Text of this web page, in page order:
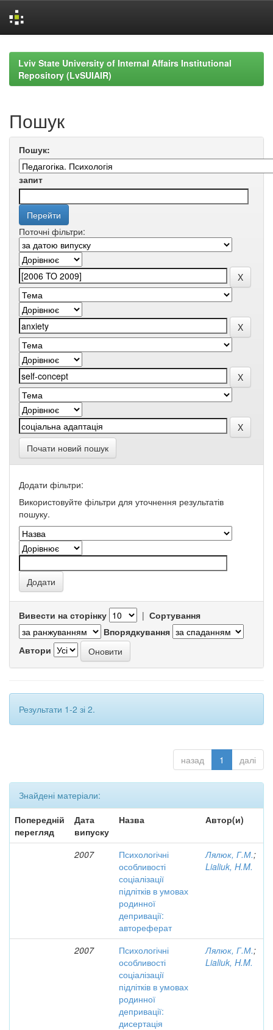
navigationLviv State University of Internal Affairs Institutional
Repository (LvSUIAIR)
Пошук
Пошук:
запит
Поточні фільтри:
Почати новий пошук
Додати фільтри:
Використовуйте фільтри для уточнення результатів
пошуку.
Вивести на сторінку | Сортування
Впорядкування
Автори
Результати 1-2 зі 2.
назад 1 далі
Знайдені матеріали:
Попередній
перегляд
Дата
випуску
Назва Автор(и)
2007
Психологічні
особливості
соціалізації
підлітків в умовах
родинної
депривації:
автореферат
Лялюк, Г.М.;
Lialiuk, H.M.
2007
Психологічні
особливості
соціалізації
підлітків в умовах
родинної
депривації:
дисертація
Лялюк, Г.М.;
Lialiuk, H.M.